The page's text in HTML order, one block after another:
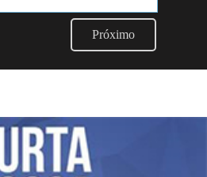
Próximo